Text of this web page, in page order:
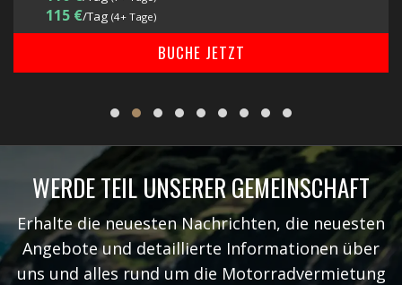
115 €/Tag (4+ Tage)
BUCHE JETZT
WERDE TEIL UNSERER GEMEINSCHAFT
Erhalte die neuesten Nachrichten, die neuesten
Angebote und detaillierte Informationen über
uns und alles rund um die Motorradvermietung